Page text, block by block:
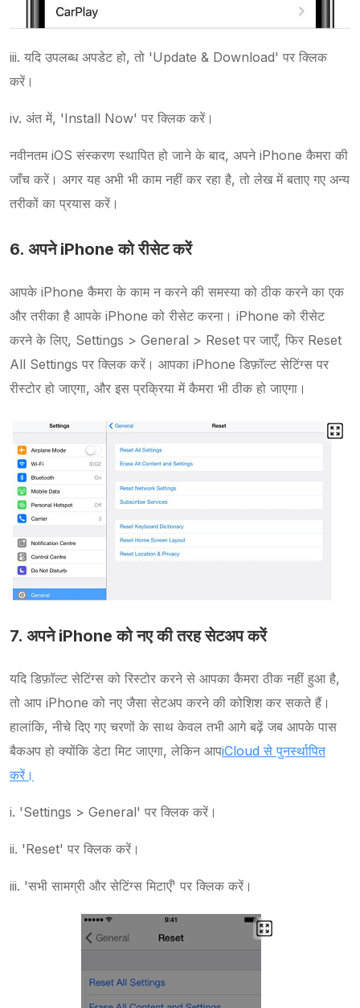
iii. यदि उपलब्ध अपडेट हो, तो 'Update & Download' पर क्लिक
करें।
iv. अंत में, 'Install Now' पर क्लिक करें।
नवीनतम iOS संस्करण स्थापित हो जाने के बाद, अपने iPhone कैमरा की
जाँच करें। अगर यह अभी भी काम नहीं कर रहा है, तो लेख में बताए गए अन्य
तरीकों का प्रयास करें।
6. अपने iPhone को रीसेट करें
आपके iPhone कैमरा के काम न करने की समस्या को ठीक करने का एक
और तरीका है आपके iPhone को रीसेट करना। iPhone को रीसेट
करने के लिए, Settings > General > Reset पर जाएँ, फिर Reset
All Settings पर क्लिक करें। आपका iPhone डिफ़ॉल्ट सेटिंग्स पर
रीस्टोर हो जाएगा, और इस प्रक्रिया में कैमरा भी ठीक हो जाएगा।
7. अपने iPhone को नए की तरह सेटअप करें
यदि डिफ़ॉल्ट सेटिंग्स को रिस्टोर करने से आपका कैमरा ठीक नहीं हुआ है,
तो आप iPhone को नए जैसा सेटअप करने की कोशिश कर सकते हैं।
हालांकि, नीचे दिए गए चरणों के साथ केवल तभी आगे बढ़ें जब आपके पास
बैकअप हो क्योंकि डेटा मिट जाएगा, लेकिन आपiCloud से पुनर्स्थापित
करें।
i. 'Settings > General' पर क्लिक करें।
ii. 'Reset' पर क्लिक करें।
iii. 'सभी सामग्री और सेटिंग्स मिटाएँ' पर क्लिक करें।